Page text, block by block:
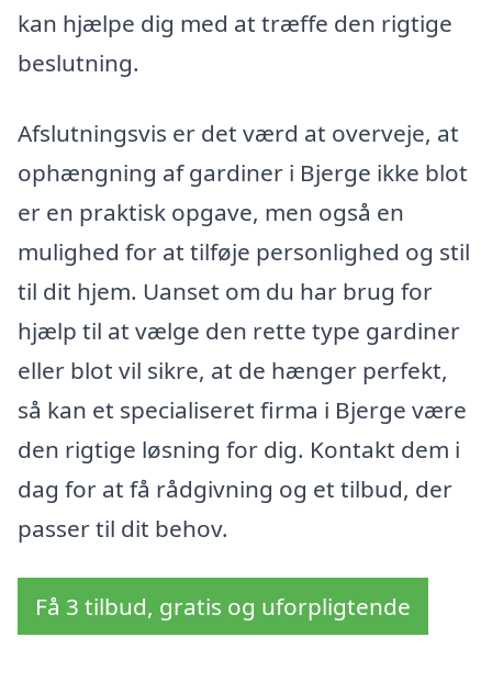
kan hjælpe dig med at træffe den rigtige
beslutning.
Afslutningsvis er det værd at overveje, at
ophængning af gardiner i Bjerge ikke blot
er en praktisk opgave, men også en
mulighed for at tilføje personlighed og stil
til dit hjem. Uanset om du har brug for
hjælp til at vælge den rette type gardiner
eller blot vil sikre, at de hænger perfekt,
så kan et specialiseret firma i Bjerge være
den rigtige løsning for dig. Kontakt dem i
dag for at få rådgivning og et tilbud, der
passer til dit behov.
Få 3 tilbud, gratis og uforpligtende